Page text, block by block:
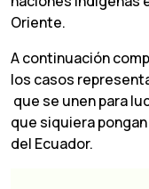
Oriente.
A continuación
los casos
que se unen para
que siquiera
del Ecuador.